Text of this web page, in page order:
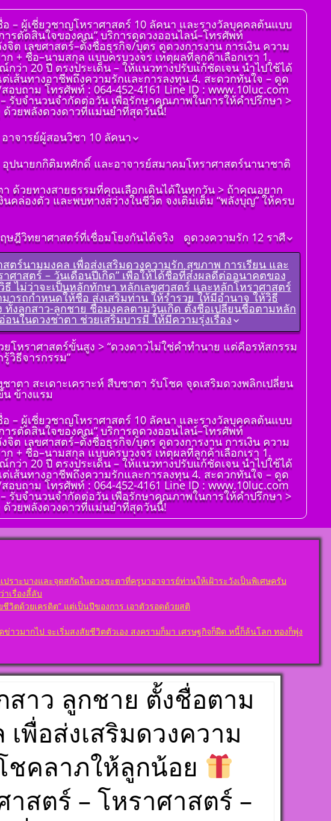
– ผู้เชี่ยวชาญโหราศาสตร์ 10 ลัคนา และรางวัลบุคคลต้นแบบ
รตัดสินใจของคุณ” บริการดูดวงออนไลน์–โทรศัพท์
ต เลขศาสตร์–ตั้งชื่อธุรกิจ/บุตร ดูดวงการงาน การเงิน ความ
+ ชื่อ–นามสกุล แบบครบวงจร เหตุผลที่ลูกค้าเลือกเรา 1.
ว่า 20 ปี ตรงประเด็น – ให้แนวทางปรับแก้ชัดเจน นำไปใช้ได้
เส้นทางอาชีพถึงความรักและการลงทุน 4. สะดวกทันใจ – ดูด
ถาม โทรศัพท์ : 064-452-4161 Line ID : www.10luc.com
รับจำนวนจำกัดต่อวัน เพื่อรักษาคุณภาพในการให้คำปรึกษา >
ด้วยพลังดวงดาวที่แม่นยำที่สุดวันนี้!
าจารย์ผู้สอนวิชา 10 ลัคนา
ปนายกกิติมหศักดิ์ และอาจารย์สมาคมโหราศาสตร์นานาชาติ
ด้วยทางสายธรรมที่คุณเลือกเดินได้ในทุกวัน > ถ้าคุณอยาก
ล่องตัว และพบทางสว่างในชีวิต จงเติมเต็ม “พลังบุญ” ให้ครบ
ฎีวิทยาศาสตร์ที่เชื่อมโยงกันได้จริง
ดูดวงความรัก 12 ราศี
ดูดวงราศีเมษ
ดูดวงราศีพฤษภ
ดูดวง ราศีเมถุน
ดูดวง ราศีกรกฎ
ดูดวง ราศีสิงห์
ดูดวง ราศีกันย์
ดูดวง ราศีพิจิก
ดูดวง ราศีมังกร
ราศีมีน
ดูดวง ราศีกุมภ์
ร์นามมงคล เพื่อส่งเสริมดวงความรัก สุขภาพ การเรียน และ
ศาสตร์ – วันเดือนปีเกิด” เพื่อให้ได้ชื่อที่ส่งผลดีต่ออนาคตของ
ไม่ว่าจะเป็นหลักทักษา หลักเลขศาสตร์ และหลักโหราศาสตร์
รถกำหนดให้ชื่อ ส่งเสริมท่าน ให้ร่ำรวย ให้มีอำนาจ ให้วิธี
ทั้งลูกสาว-ลูกชาย ชื่อมงคลตามวันเกิด ตั้งชื่อเปลี่ยนชื่อตามหลัก
ในดวงชาตา ช่วยเสริมบารมี ให้มีความรุ่งเรื่อง
โหราศาสตร์ขั้นสูง > “ดวงดาวไม่ใช่คำทำนาย แต่คือรหัสกรรม
วิธีจารกรรม”
าตา สะเดาะเคราะห์ สืบชาตา รับโชค จุดเสริมดวงพลิกเปลี่ยน
น ข้างแรม
– ผู้เชี่ยวชาญโหราศาสตร์ 10 ลัคนา และรางวัลบุคคลต้นแบบ
รตัดสินใจของคุณ” บริการดูดวงออนไลน์–โทรศัพท์
ต เลขศาสตร์–ตั้งชื่อธุรกิจ/บุตร ดูดวงการงาน การเงิน ความ
+ ชื่อ–นามสกุล แบบครบวงจร เหตุผลที่ลูกค้าเลือกเรา 1.
ว่า 20 ปี ตรงประเด็น – ให้แนวทางปรับแก้ชัดเจน นำไปใช้ได้
เส้นทางอาชีพถึงความรักและการลงทุน 4. สะดวกทันใจ – ดูด
ถาม โทรศัพท์ : 064-452-4161 Line ID : www.10luc.com
รับจำนวนจำกัดต่อวัน เพื่อรักษาคุณภาพในการให้คำปรึกษา >
ด้วยพลังดวงดาวที่แม่นยำที่สุดวันนี้!
าะบางและจุดสกัดในดวงชะตาที่ครูบาอาจารย์ท่านให้เฝ้าระวังเป็นพิเศษครับ
เรื่องลี้ลับ
วิตด้วยเครดิต” แต่เป็นปีของการ เอาตัวรอดด้วยสติ
วมากไป จะเริ่มสงสัยชีวิตตัวเอง สงครามก็มา เศรษฐกิจก็ฝืด หนี้ก็ล้นโลก ทองก็พุ่ง
สาว ลูกชาย ตั้งชื่อตาม
พื่อส่งเสริมดวงความ
ชคลาภให้ลูกน้อย
สตร์ – โหราศาสตร์ –